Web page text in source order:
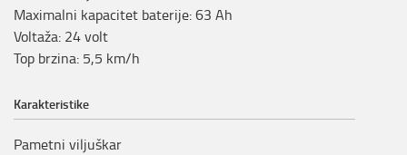
Maximalni kapacitet baterije:63 Ah
Voltaža: 24volt
Top brzina: 5,5 km/h
Karakteristike
Pametni viljuškar